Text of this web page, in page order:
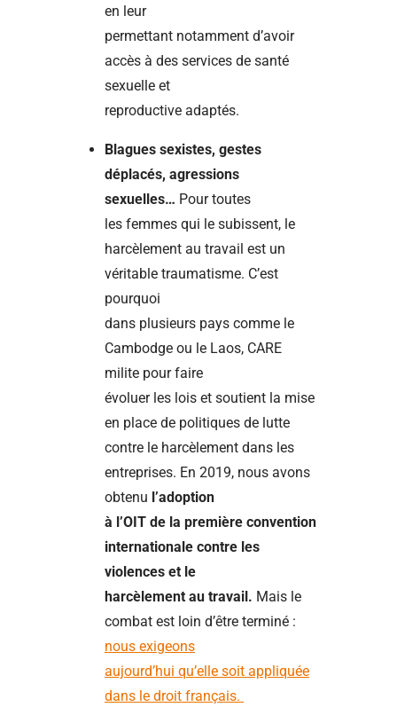
en leur
permettant notamment d’avoir
accès à des services de santé
sexuelle et
reproductive adaptés.
Blagues sexistes, gestes
déplacés, agressions
sexuelles… Pour toutes
les femmes qui le subissent, le
harcèlement au travail est un
véritable traumatisme. C’est
pourquoi
dans plusieurs pays comme le
Cambodge ou le Laos, CARE
milite pour faire
évoluer les lois et soutient la mise
en place de politiques de lutte
contre le harcèlement dans les
entreprises. En 2019, nous avons
obtenu l’adoption
à l’OIT de la première convention
internationale contre les
violences et le
harcèlement au travail. Mais le
combat est loin d’être terminé :
nous exigeons
aujourd’hui qu’elle soit appliquée
dans le droit français.